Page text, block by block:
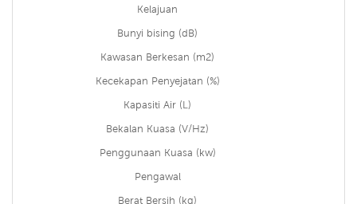
Kelajuan
Bunyi bising (dB)
Kawasan Berkesan (m2)
Kecekapan Penyejatan (%)
Kapasiti Air (L)
Bekalan Kuasa (V/Hz)
Penggunaan Kuasa (kw)
Pengawal
Berat Bersih (kg)